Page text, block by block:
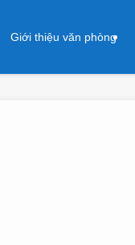
Giới thiệu văn phòng